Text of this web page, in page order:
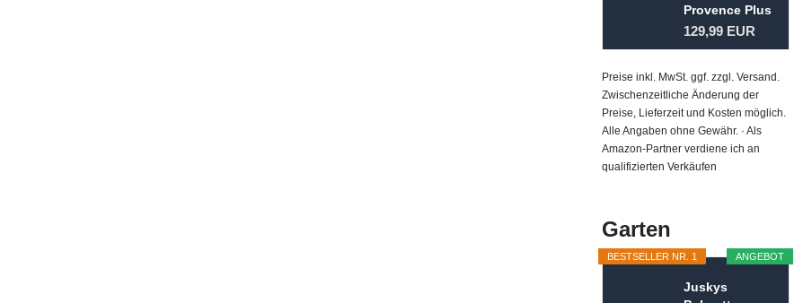
Provence Plus
Topfset 5-
129,99 EUR
Preise inkl. MwSt. ggf. zzgl. Versand.
Zwischenzeitliche Änderung der
Preise, Lieferzeit und Kosten möglich.
Alle Angaben ohne Gewähr. · Als
Amazon-Partner verdiene ich an
qualifizierten Verkäufen
Garten
ANGEBOT
BESTSELLER NR. 1
Juskys